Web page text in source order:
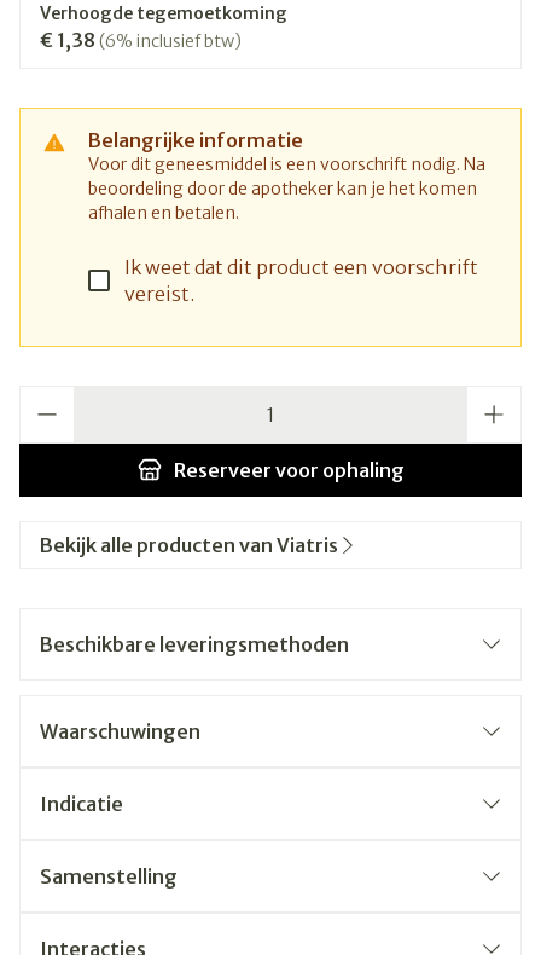
Verhoogde tegemoetkoming
€ 1,38 (6% inclusief btw)
Belangrijke informatie
Voor dit geneesmiddel is een voorschrift nodig. Na
beoordeling door de apotheker kan je het komen
afhalen en betalen.
Ik weet dat dit product een voorschrift
vereist.
Reserveer voor ophaling
Bekijk alle producten van Viatris
Beschikbare leveringsmethoden
Waarschuwingen
Indicatie
Samenstelling
Interacties